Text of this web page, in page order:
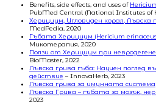
Benefits, side effects, and uses of
PubMed Central (National Institutes of
Херициум, Игловиден корал, Лъвска
MedPedia, 2020
Гъбата Херициум (Hericium
Микотерапия, 2020
Ползи от Херициум при
BioMaster, 2022
Лъвска грива гъба: Научен поглед
действие – InnovaHerb, 2023
Лъвска грива за имунната система
Лъвска Грива – гъбата за мозък,
2023